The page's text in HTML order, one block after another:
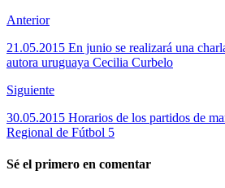
Anterior
21.05.2015 En junio se realizará una
autora uruguaya Cecilia Curbelo
Siguiente
30.05.2015 Horarios de los partidos de
Regional de Fútbol 5
Sé el primero en comentar